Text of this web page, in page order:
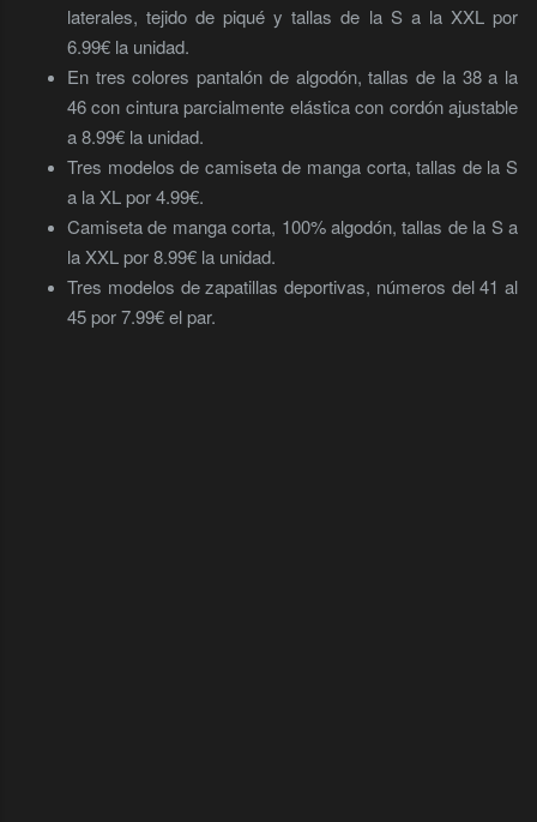
laterales, tejido de piqué y tallas de la S a la XXL por
6.99€ la unidad.
En tres colores pantalón de algodón, tallas de la 38 a la
46 con cintura parcialmente elástica con cordón ajustable
a 8.99€ la unidad.
Tres modelos de camiseta de manga corta, tallas de la S
a la XL por 4.99€.
Camiseta de manga corta, 100% algodón, tallas de la S a
la XXL por 8.99€ la unidad.
Tres modelos de zapatillas deportivas, números del 41 al
45 por 7.99€ el par.